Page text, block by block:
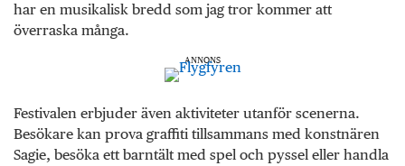
har en musikalisk bredd som jag tror kommer att
överraska många.
ANNONS
Festivalen erbjuder även aktiviteter utanför scenerna.
Besökare kan prova graffiti tillsammans med konstnären
Sagie, besöka ett barntält med spel och pyssel eller handla